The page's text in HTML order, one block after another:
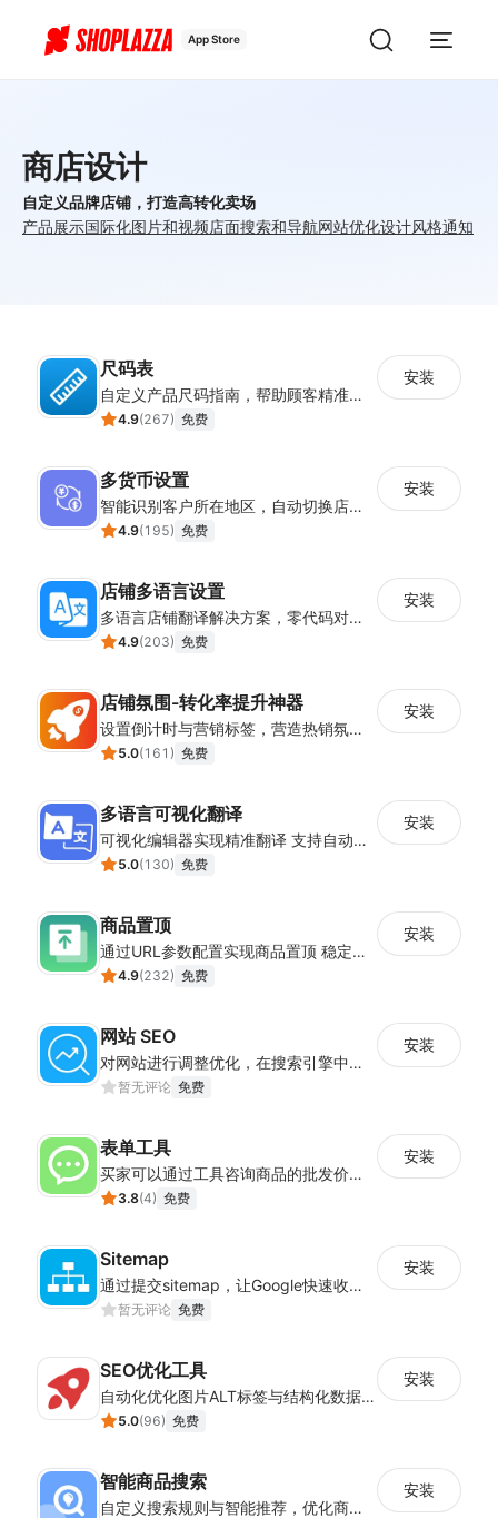
App Store
商店设计
自定义品牌店铺，打造高转化卖场
产品展示国际化图片和视频店面搜索和导航网站优化设计风格通知
尺码表
自定义产品尺码指南，帮助顾客精准选择所需尺码
4.9(267) 免费
安装
多货币设置
智能识别客户所在地区，自动切换店铺货币展示
4.9(195) 免费
安装
店铺多语言设置
多语言店铺翻译解决方案，零代码对接全球消费者
4.9(203) 免费
安装
店铺氛围-转化率提升神器
设置倒计时与营销标签，营造热销氛围强化购买意愿，提升下单转化率
5.0(161 ) 免费
安装
多语言可视化翻译
可视化编辑器实现精准翻译 支持自动翻译与人工校对
5.0(130) 免费
安装
商品置顶
通过URL参数配置实现商品置顶 稳定提升目标商品曝光
4.9(232) 免费
安装
网站 SEO
对网站进行调整优化，在搜索引擎中获得更多的展现量
暂无评论 免费
安装
表单工具
买家可以通过工具咨询商品的批发价或合作事宜
3.8(4) 免费
安装
Sitemap
通过提交sitemap，让Google快速收录店铺的站点链接
暂无评论 免费
安装
SEO优化工具
自动化优化图片ALT标签与结构化数据，提升店铺SEO效果
5.0(96) 免费
安装
智能商品搜索
自定义搜索规则与智能推荐，优化商品查找效率
安装